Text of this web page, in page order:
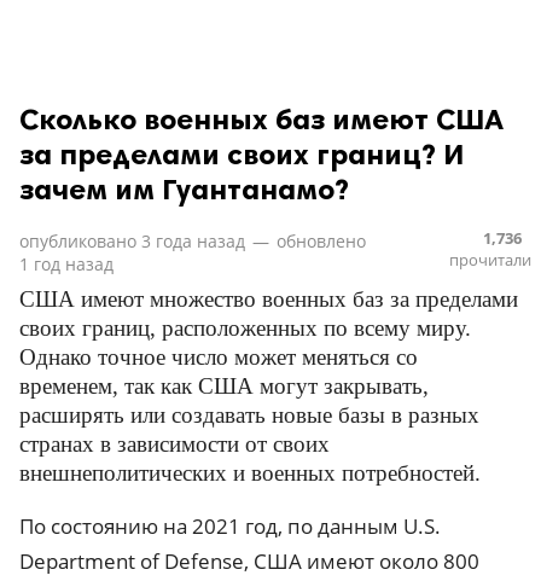
Сколько военных баз имеют США
за пределами своих границ? И
зачем им Гуантанамо?
опубликовано 3 года назад — обновлено
1 год назад
1,736
прочитали
США имеют множество военных баз за пределами
своих границ, расположенных по всему миру.
Однако точное число может меняться со
временем, так как США могут закрывать,
расширять или создавать новые базы в разных
странах в зависимости от своих
внешнеполитических и военных потребностей.
По состоянию на 2021 год, по данным U.S.
Department of Defense, США имеют около 800